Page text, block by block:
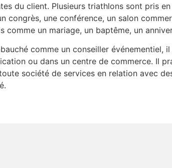
du client. Plusieurs triathlons sont pris
une conférence, un salon
comme un mariage, un baptême, un
comme un conseiller événementiel,
ou dans un centre de commerce. Il
société de services en relation avec